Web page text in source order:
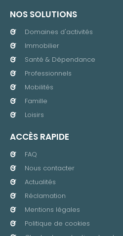
NOS SOLUTIONS
Domaines d'activités
Immobilier
Santé & Dépendance
Professionnels
Mobilités
Famille
Loisirs
ACCÈS RAPIDE
FAQ
Nous contacter
Actualités
Réclamation
Mentions légales
Politique de cookies